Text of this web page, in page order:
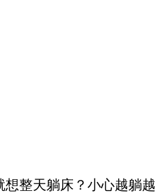
想整天躺床？小心越躺越